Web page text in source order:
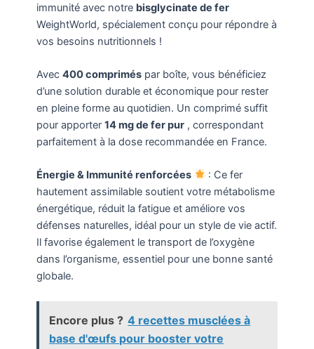
immunité avec notre bisglycinate de fer
WeightWorld, spécialement conçu pour répondre à
vos besoins nutritionnels !
Avec 400 compriméspar boîte, vous bénéficiez
d’une solution durable et économique pour rester
en pleine forme au quotidien. Un comprimé suffit
pour apporter 14 mg de fer pur, correspondant
parfaitement à la dose recommandée en France.
Énergie & Immunité renforcées
: Ce fer
hautement assimilable soutient votre métabolisme
énergétique, réduit la fatigue et améliore vos
défenses naturelles, idéal pour un style de vie actif.
Il favorise également le transport de l’oxygène
dans l’organisme, essentiel pour une bonne santé
globale.
Encore plus ? 4 recettes musclées à
base d'œufs pour booster votre